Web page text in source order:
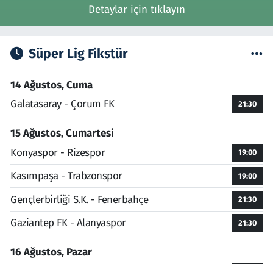
Detaylar için tıklayın
Süper Lig Fikstür
14 Ağustos, Cuma
Galatasaray - Çorum FK
21:30
15 Ağustos, Cumartesi
Konyaspor - Rizespor
19:00
Kasımpaşa - Trabzonspor 19:00
Gençlerbirliği S.K. - Fenerbahçe 21:30
Gaziantep FK - Alanyaspor 21:30
16 Ağustos, Pazar